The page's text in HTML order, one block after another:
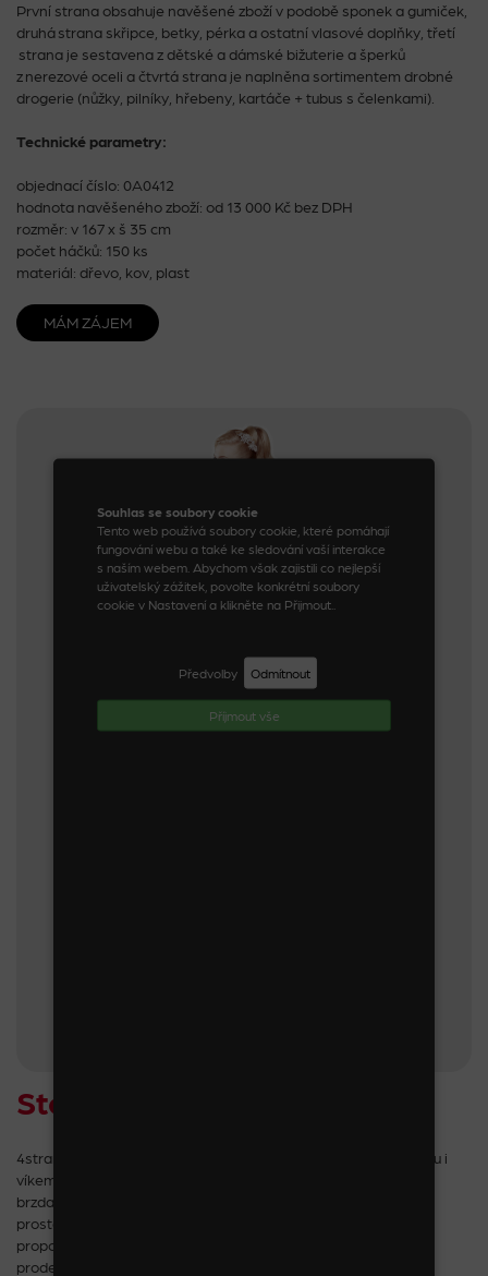
Souhlas se soubory cookie
Tento web používá soubory cookie, které pomáhají
fungování webu a také ke sledování vaší interakce
s naším webem. Abychom však zajistili co nejlepší
uživatelský zážitek, povolte konkrétní soubory
cookie v Nastavení a klikněte na Přijmout..
Předvolby Odmítnout
Příjmout vše
První strana obsahuje navěšené zboží v podobě sponek a gumiček,
druhá strana skřipce, betky, pérka a ostatní vlasové doplňky, třetí
strana je sestavena z dětské a dámské bižuterie a šperků
z nerezové oceli a čtvrtá strana je naplněna sortimentem drobné
drogerie (nůžky, pilníky, hřebeny, kartáče + tubus s čelenkami).
Technické parametry:
objednací číslo: 0A0412
hodnota navěšeného zboží: od 13 000 Kč bez DPH
rozměr: v 167 x š 35 cm
počet háčků: 150 ks
materiál: dřevo, kov, plast
MÁM ZÁJEM
Stojan č. 2
4stranný, otočný stojan se zrcátky, dřevěným tělem, základnou i
víkem a hrany chráněné hliníkovými lištami. Je na kolečkách s
brzdami. Základna v sobě navíc skrývá uzamykatelný úložný
prostor. Běžně osazujeme tubusy na čelenky. Přes své útlé
proporce pojme mnoho druhů zboží a hodí se do luxusnějších
prodejen zejména v dřevodekoru. Dodáváme bez nebo s